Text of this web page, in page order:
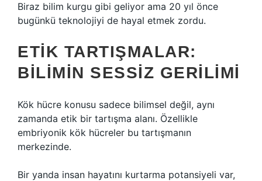
Biraz bilim kurgu gibi geliyor ama 20 yıl önce
bugünkü teknolojiyi de hayal etmek zordu.
ETIK TARTIŞMALAR:
BILIMIN SESSIZ GERILIMI
Kök hücre konusu sadece bilimsel değil, aynı
zamanda etik bir tartışma alanı. Özellikle
embriyonik kök hücreler bu tartışmanın
merkezinde.
Bir yanda insan hayatını kurtarma potansiyeli var,